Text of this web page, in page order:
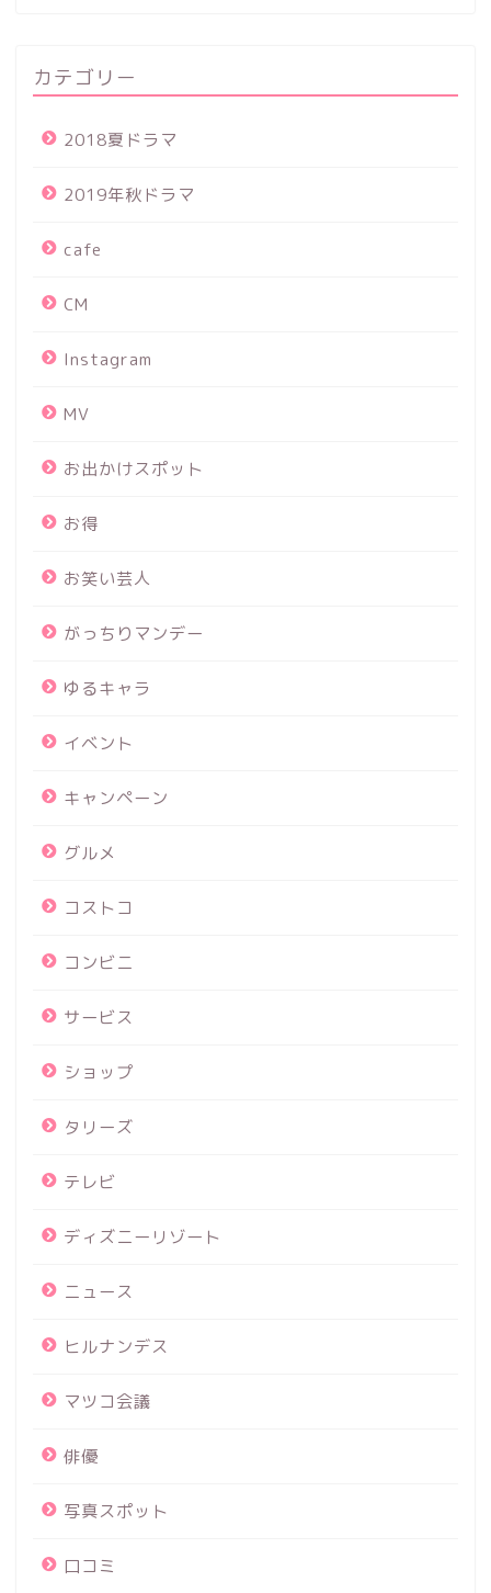
カテゴリー
2018夏ドラマ
2019年秋ドラマ
cafe
CM
Instagram
MV
お出かけスポット
お得
お笑い芸人
がっちりマンデー
ゆるキャラ
イベント
キャンペーン
グルメ
コストコ
コンビニ
サービス
ショップ
タリーズ
テレビ
ディズニーリゾート
ニュース
ヒルナンデス
マツコ会議
俳優
写真スポット
口コミ